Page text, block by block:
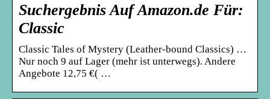
Suchergebnis Auf Amazon.de Für:
Classic
Classic Tales of Mystery (Leather-bound Classics) …
Nur noch 9 auf Lager (mehr ist unterwegs). Andere
Angebote 12,75 €( …